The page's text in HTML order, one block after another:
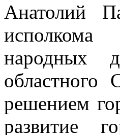
Анатолий
исполкома
народных
областного
решением
развитие